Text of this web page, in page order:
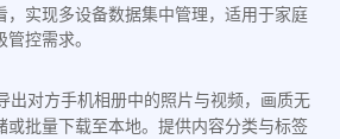
，实现多设备数据集中管理，适用于家庭
控需求。
出对方手机相册中的照片与视频，画质无
或批量下载至本地。提供内容分类与标签